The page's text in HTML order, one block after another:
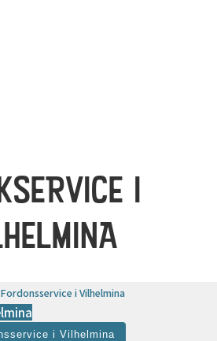
I
Fordonsservice i Vilhelmina
i Vilhelmina